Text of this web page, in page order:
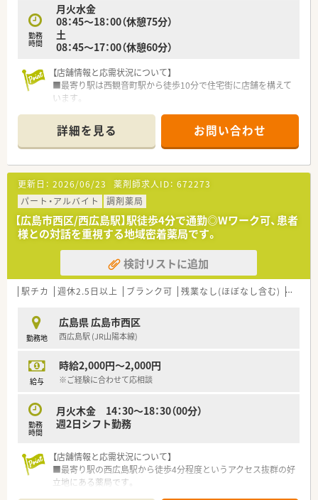
■調剤経験２年未満もしくは調剤業務から
１年以上離れていた方については、
主な勤務薬局の典型的な処方や特に注意の必要な処方を
最低30症例学んだ後でなければ投薬は行わないようにしてい
■基礎的なこともでも漏れなく教われるように
OJTチェックリストを用いて教育を行っております。
■希望があればグループ内の他薬局へ出張し、
その業務を１日体験する出張研修をおこなっています。
グループ内には内科、小児科、眼科、皮膚科、整形外科、精神科
等
多くのクリニックや総合病院の門前薬局があり、
様々な処方や調剤の仕方が勉強できます。
■ヒアリハットなど、社内共有など積極的に行い、
患者様に還元できるように努めている。
<法人特徴>
■広島県に本社を構え、広島、岡山にて店舗展開しています。
岡山県には5店舗ございます。
■患者さまとの出逢いを大切にし、薬のことはもちろん
食事や介護においても提案、支援していくことでQOL（生活の
質）の向上に寄与し、
患者さまお一人お一人に信頼される薬局を目指しています。
し、
社内での情報共有をされています。
■糖尿病の処方箋の勉強がしたい方
■プライベートも大切にしながら働きたい方
少しでも気になった方はお問い合わせくださいませ
勤務
時間
月火水金
08：45～18：00（休憩75分）
土
08：45～17：00（休憩60分）
【店舗情報と応需状況について】
■最寄り駅は西観音町駅から徒歩10分で住宅街に店舗を構えて
います。
■主に内科、糖尿病内科の処方箋を応需しており、1日の応需枚
数は30枚から35枚です。門前医院様は予約診療にて対応をされ
ています。
■薬剤師は常勤2名と事務員2名体制で、協力しながら業務にあ
たっています。
■管理薬剤師の方は20代女性の方です。
【募集背景と求める人物像について】
■常勤薬剤師が1名別店舗への配属となるための募集です。
■50代までの年齢で、業務に積極的に取り組める方を求めてい
ます。
■糖尿病処方に関する知識を深めたい方も歓迎しています。
【法人特徴について】
ェーン薬局です。
■ベテラン薬剤師が多く在籍しており、安定した運営を続けてい
ます。
しています。
詳細を見る お問い合わせ
更新日： 2026/06/23 薬剤師求人ID： 672273
パート・アルバイト
調剤薬局
【広島市西区/西広島駅】駅徒歩4分で通勤◎Wワーク可、患者
様との対話を重視する地域密着薬局です。
検討リストに追加
駅チカ 週休2.5日以上 ブランク可 残業なし(ほぼなし含む) 転勤
勤務地
広島県 広島市西区
西広島駅 (JR山陽本線)
給与
時給2,000円～2,000円
※ご経験に合わせて応相談
勤務
時間
月火木金 14：30～18：30（00分）
週2日シフト勤務
【店舗情報と応需状況について】
■最寄り駅の西広島駅から徒歩4分程度というアクセス抜群の好
立地にある薬局です。